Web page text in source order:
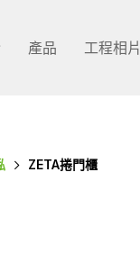
產品 工程相片
ZETA捲門櫃